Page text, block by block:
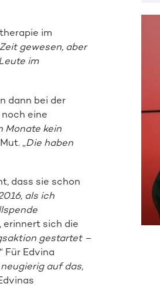
im
gewesen, aber
im
dann bei der
eine
Monate kein
„Die haben
dass sie schon
als ich
erinnert sich die
gestartet –
Für Edvina
auf das,